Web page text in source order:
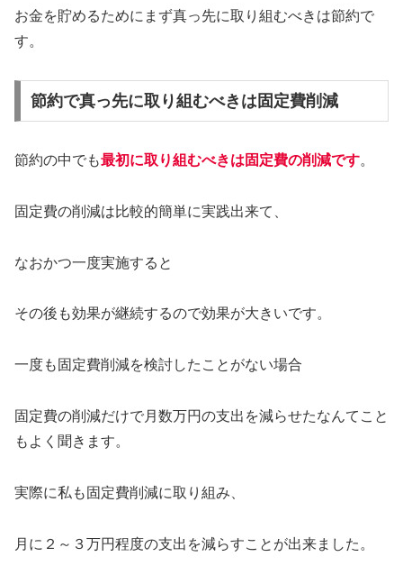
お金を貯めるためにまず真っ先に取り組むべきは節約で
す。
節約で真っ先に取り組むべきは固定費削減
節約の中でも最初に取り組むべきは固定費の削減です。
固定費の削減は比較的簡単に実践出来て、
なおかつ一度実施すると
その後も効果が継続するので効果が大きいです。
一度も固定費削減を検討したことがない場合
固定費の削減だけで月数万円の支出を減らせたなんてこと
もよく聞きます。
実際に私も固定費削減に取り組み、
月に２～３万円程度の支出を減らすことが出来ました。